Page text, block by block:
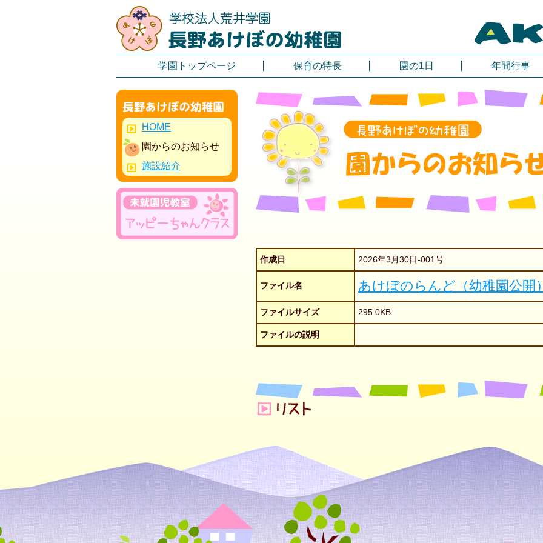
学園トップページ 保育の特長 園の1日 年間行事
HOME
園からのお知らせ
施設紹介
作成日 2026年3月30日-001号
ファイル名 あけぼのらんど（幼稚園公開
ファイルサイズ 295.0KB
ファイルの説明